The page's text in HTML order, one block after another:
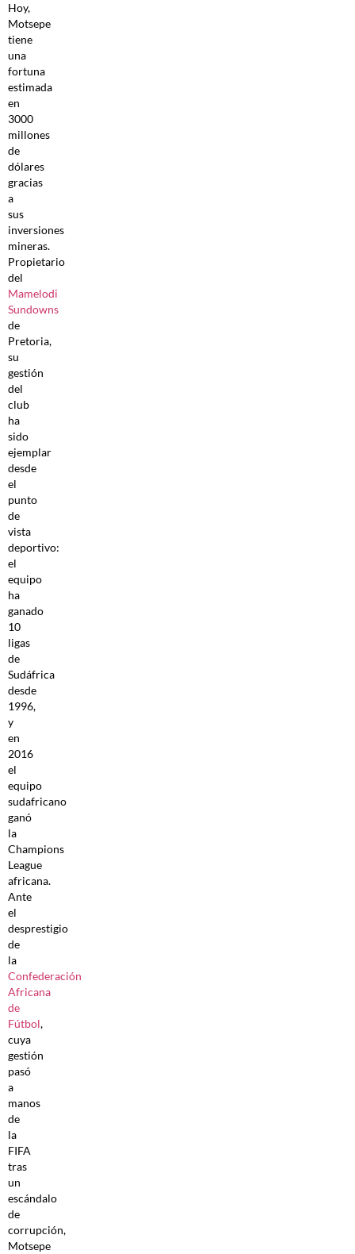
Hoy,
Motsepe
tiene
una
fortuna
estimada
en
3000
millones
de
dólares
gracias
a
sus
inversiones
mineras.
Propietario
del
Mamelodi
Sundowns
de
Pretoria,
su
gestión
del
club
ha
sido
ejemplar
desde
el
punto
de
vista
deportivo:
el
equipo
ha
ganado
10
ligas
de
Sudáfrica
desde
1996,
y
en
2016
el
equipo
sudafricano
ganó
la
Champions
League
africana.
Ante
el
desprestigio
de
la
Confederación
Africana
de
Fútbol,
cuya
gestión
pasó
a
manos
de
la
FIFA
tras
un
escándalo
de
corrupción,
Motsepe